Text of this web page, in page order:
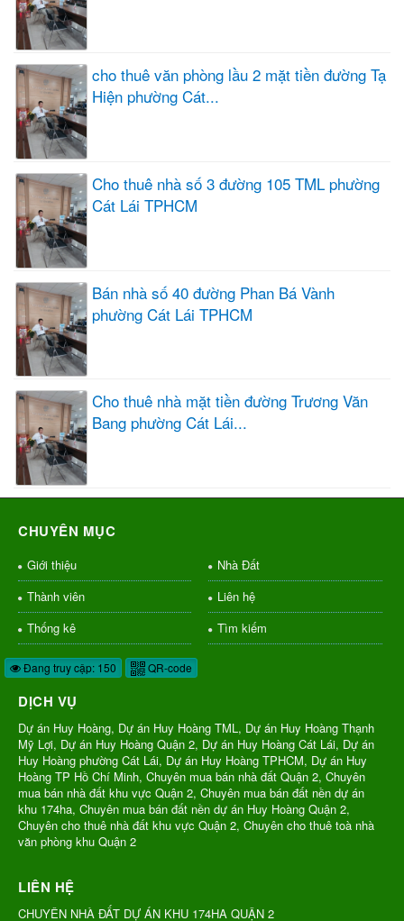
cho thuê văn phòng lầu 2 mặt tiền đường Tạ
Hiện phường Cát...
Cho thuê nhà số 3 đường 105 TML phường
Cát Lái TPHCM
Bán nhà số 40 đường Phan Bá Vành
phường Cát Lái TPHCM
Cho thuê nhà mặt tiền đường Trương Văn
Bang phường Cát Lái...
CHUYÊN MỤC
Giới thiệu
Nhà Đất
Thành viên
Liên hệ
Thống kê
Tìm kiếm
Đang truy cập: 150 QR-code
DỊCH VỤ
Dự án Huy Hoàng, Dự án Huy Hoàng TML, Dự án Huy Hoàng Thạnh
Mỹ Lợi, Dự án Huy Hoàng Quận 2, Dự án Huy Hoàng Cát Lái, Dự án
Huy Hoàng phường Cát Lái, Dự án Huy Hoàng TPHCM, Dự án Huy
Hoàng TP Hồ Chí Minh, Chuyên mua bán nhà đất Quận 2, Chuyên
mua bán nhà đất khu vực Quận 2, Chuyên mua bán đất nền dự án
khu 174ha, Chuyên mua bán đất nền dự án Huy Hoàng Quận 2,
Chuyên cho thuê nhà đất khu vực Quận 2, Chuyên cho thuê toà nhà
văn phòng khu Quận 2
LIÊN HỆ
CHUYÊN NHÀ ĐẤT DỰ ÁN KHU 174HA QUẬN 2